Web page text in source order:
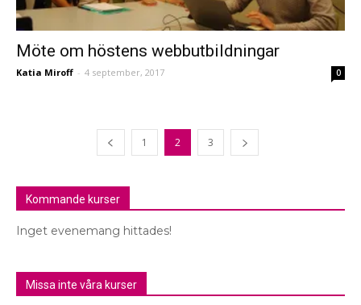
Möte om höstens webbutbildningar
Katia Miroff - 4 september, 2017 0
1 2 3
Kommande kurser
Inget evenemang hittades!
Missa inte våra kurser